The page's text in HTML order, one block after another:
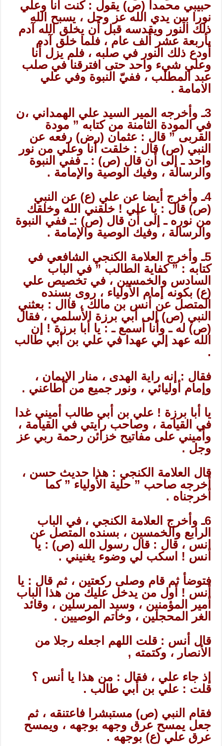
حبيبي محمدا (ص) يقول : كنت أنا وعلي
نورا بين يدي الله عز وجل ، يسبح الله
ذلك النور ويقدسه قبل أن يخلق الله آدم
بأربعة عشر ألف عام ، فلما خلق آدم
أودع ذلك النور في صلبه ، فلم يزل أنا
وعلي شيء واحد حتى افترقنا في صلب
عبد المطلب ، ففيّ النبوة وفي علي
الامامة .
3ـ وأخرجه المير السيد علي الهمداني ،ن
في المودة الثامنة من كتابه ” مودة
القربى ” قال : عثمان (رض) رفعه عن
النبي (ص) قال : خلقت أنا وعلي من نور
واحد ـ إلى أن قال (ص) : ـ ففي النبوة
والرسالة ، وفيك الوصية والإمامة .
4ـ وأخرج أيضا عن علي (ع) عن النبي
(ص) قال : يا علي ! خلقني الله وخلقك
من نوره ـ إلى أن قال (ص) :ـ ففي النبوة
والرسالة ، وفيك الوصية والإمامة .
5ـ وأخرج العلامة الكنجي الشافعي في
كتابه : ” كفاية الطالب ” في الباب
السادس والخمسين ، في تخصيص علي
(ع) بكونه إمام الأولياء ، روى بسنده
المتصل عن أنس بن مالك ، قاال : بعثني
النبي (ص) إلى أبي برزة الأسلمي ، فقال
(ص) له ـ وأنا أسمع ـ : يا أبا برزة ! إن
الله عهد إلي عهدا في علي بن أبي طالب
.
فقال : إنه راية الهدى ، منار الإيمان ،
وإمام أوليائي ، ونور جميع من أطاعني .
يا أبا برزة ! علي بن أبي طالب أميني غدا
في القيامة ، وصاحب رايتي في القيامة ،
وأميني على مفاتيح خزائن رحمة ربي عز
وجل .
قال العلامة الكنجي : هذا حديث حسن ،
أخرجه صاحب ” حلية الأولياء ” كما
أخرجناه .
6ـ وأخرج العلامة الكنجي ، في الباب
الرابع والخمسين ، بسنده المتصل عن
انس ، قال : قال رسول الله (ص) : يا
أنس ! اسكب لي وضوء يغنيني .
فتوضأ ثم قام وصلى ركعتين ، ثم قال : يا
أنس ! أول من يدخل عليك من هذا الباب
أمير المؤمنين ، وسيد المرسلين ، وقائد
الغر المحجلين ، وخاتم الوصيين .
قال أنس : قلت اللهم اجعله رجلا من
الأنصار ، وكتمته ,
إذ جاء علي ، فقال : من هذا يا أنس ؟
قلت : علي بن أبي طالب .
فقام النبي (ص) مستبشرا فاعتنقه ، ثم
جعل يمسح عرق وجهه بوجهه ، ويمسح
عرق علي (ع) بوجهه .